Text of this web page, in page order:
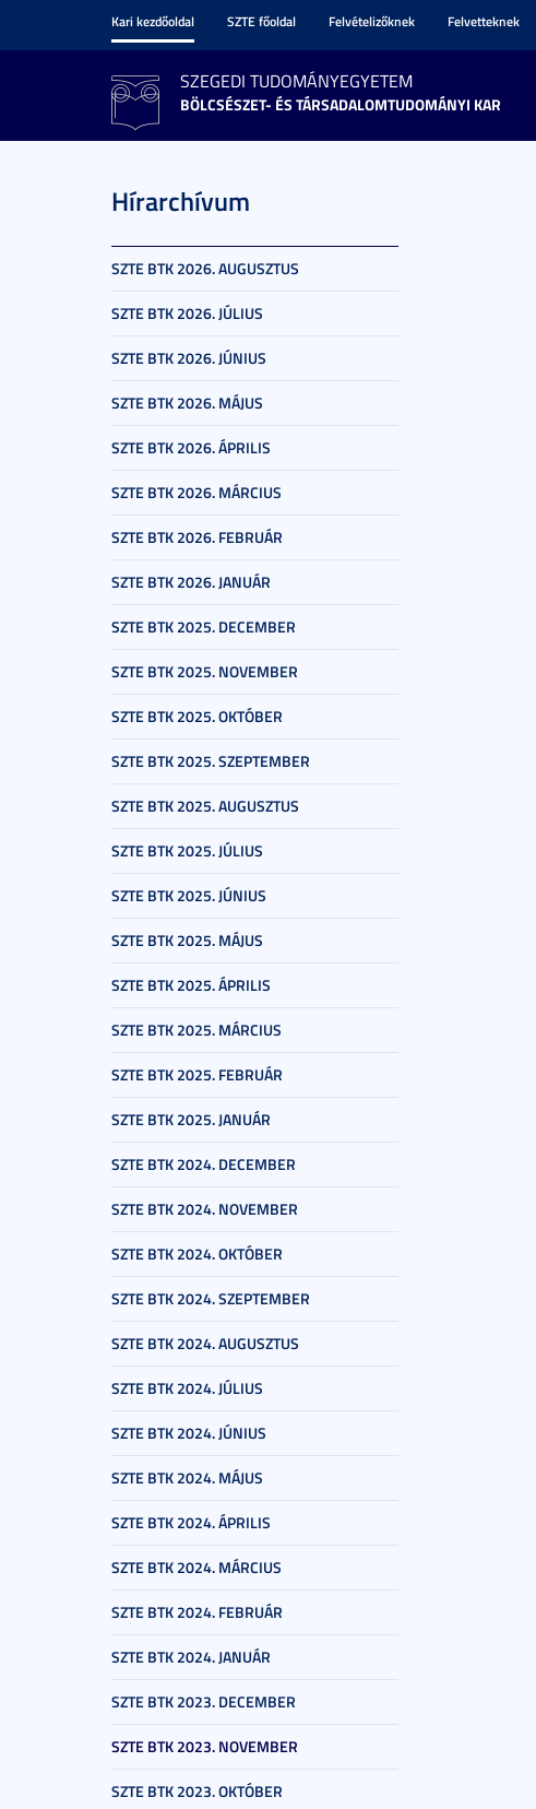
Kari kezdőoldal SZTE főoldal Felvételizőknek Felvetteknek
SZEGEDI TUDOMÁNYEGYETEM
BÖLCSÉSZET- ÉS TÁRSADALOMTUDOMÁNYI KAR
Hírarchívum
SZTE BTK 2026. AUGUSZTUS
SZTE BTK 2026. JÚLIUS
SZTE BTK 2026. JÚNIUS
SZTE BTK 2026. MÁJUS
SZTE BTK 2026. ÁPRILIS
SZTE BTK 2026. MÁRCIUS
SZTE BTK 2026. FEBRUÁR
SZTE BTK 2026. JANUÁR
SZTE BTK 2025. DECEMBER
SZTE BTK 2025. NOVEMBER
SZTE BTK 2025. OKTÓBER
SZTE BTK 2025. SZEPTEMBER
SZTE BTK 2025. AUGUSZTUS
SZTE BTK 2025. JÚLIUS
SZTE BTK 2025. JÚNIUS
SZTE BTK 2025. MÁJUS
SZTE BTK 2025. ÁPRILIS
SZTE BTK 2025. MÁRCIUS
SZTE BTK 2025. FEBRUÁR
SZTE BTK 2025. JANUÁR
SZTE BTK 2024. DECEMBER
SZTE BTK 2024. NOVEMBER
SZTE BTK 2024. OKTÓBER
SZTE BTK 2024. SZEPTEMBER
SZTE BTK 2024. AUGUSZTUS
SZTE BTK 2024. JÚLIUS
SZTE BTK 2024. JÚNIUS
SZTE BTK 2024. MÁJUS
SZTE BTK 2024. ÁPRILIS
SZTE BTK 2024. MÁRCIUS
SZTE BTK 2024. FEBRUÁR
SZTE BTK 2024. JANUÁR
SZTE BTK 2023. DECEMBER
SZTE BTK 2023. NOVEMBER
SZTE BTK 2023. OKTÓBER